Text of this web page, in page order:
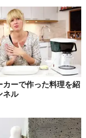
たドリップや新
ドで。毎日の一杯
リップをーー。
カーで作った料理を紹
ネル